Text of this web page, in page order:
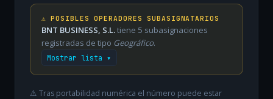
⚠️ POSIBLES OPERADORES SUBASIGNATARIOS
BNT BUSINESS, S.L.tiene 5 subasignaciones
registradas de tipo Geográfico.
Mostrar lista ▾
⚠️ Tras portabilidad numérica el número puede estar